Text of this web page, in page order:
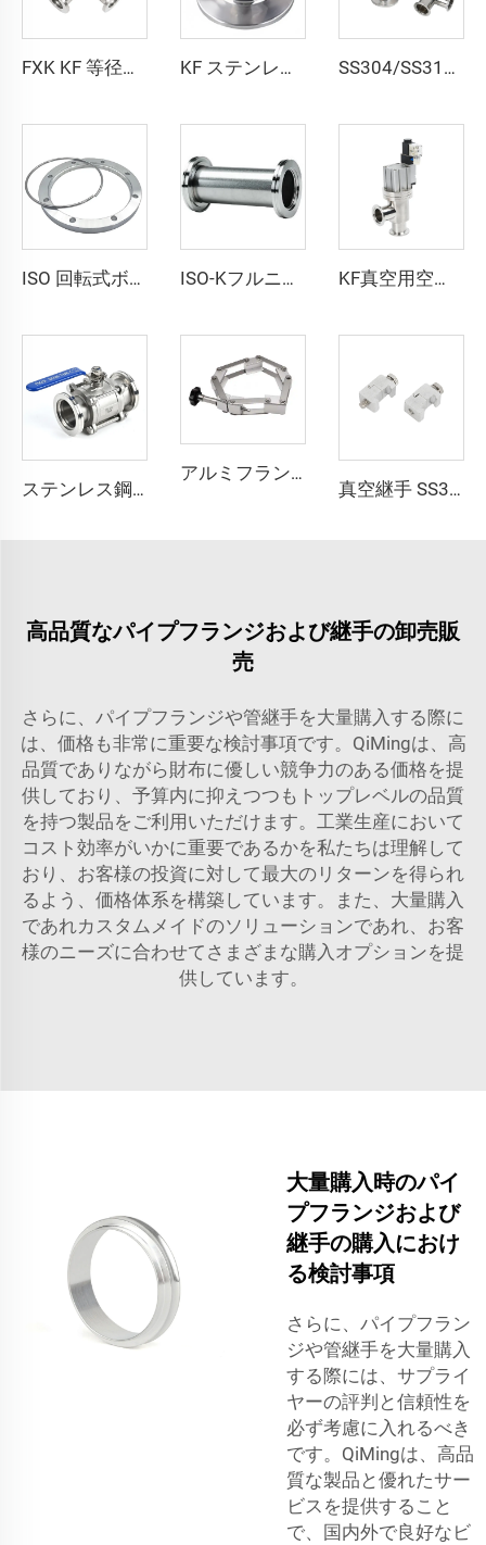
FXK KF 等径クロス 4方向アダプター 半導体用真空フィッティング ステンレススチール SS304/SS316L フランジ KF ステンレス鋼ストレートリデューサ同心アダプタ 半導体用 SS304 SS316L ストレートリデューサ高真空パイプ継手 SS304/SS316L 真空継手 NW/KF ステンレス鋼 3方向 NW16-NW50 ステンレス等分 Tee KF16/KF25/KF40 フランジ 半導体用
ISO 回転式ボルトリング 分割型ステンレス鋼 高品質 ISO63-ISO500 レタナーリング SS304/SS316L 高真空パイプ継手 クランプフランジ ISO-KフルニップルISO63-ISO200真空アダプター ステンレス鋼SS304 SS316L ダブルヘッドISOフランジ 高品質パイプ継手 KF真空用空気軸受式L字型角型バルブ 溶接／成形ベローズ付き NC継手 NW16-NW50 密閉式フラッパー SS304 SS316L ステンレス鋼 KF16-KF50
ステンレス鋼製3ピース真空フランジボールバルブ NW63-100 SS304/SS316L 縮小孔 ISO63-ISO100 フランジバルブ
アルミフランジ 鍛造チェーンクランプ NW80/100/160/200 高品質真空クランプ ランプKF80/KF100/KF160/KF200 パイプ継手フランジ
真空継手 SS304 ISO二重壁クランプ SS304/アルミニウム ステンレス鋼 M10 高品質クランプフランジ
高品質なパイプフランジおよび継手の卸売販
売
さらに、パイプフランジや管継手を大量購入する際に
は、価格も非常に重要な検討事項です。QiMingは、高
品質でありながら財布に優しい競争力のある価格を提
供しており、予算内に抑えつつもトップレベルの品質
を持つ製品をご利用いただけます。工業生産において
コスト効率がいかに重要であるかを私たちは理解して
おり、お客様の投資に対して最大のリターンを得られ
るよう、価格体系を構築しています。また、大量購入
であれカスタムメイドのソリューションであれ、お客
様のニーズに合わせてさまざまな購入オプションを提
供しています。
大量購入時のパイ
プフランジおよび
継手の購入におけ
る検討事項
さらに、パイプフラン
ジや管継手を大量購入
する際には、サプライ
ヤーの評判と信頼性を
必ず考慮に入れるべき
です。QiMingは、高品
質な製品と優れたサー
ビスを提供すること
で、国内外で良好なビ